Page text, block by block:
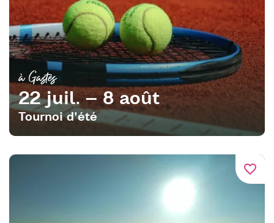
à Gastes
22 juil. – 8 août
Tournoi d'été
favorite_border